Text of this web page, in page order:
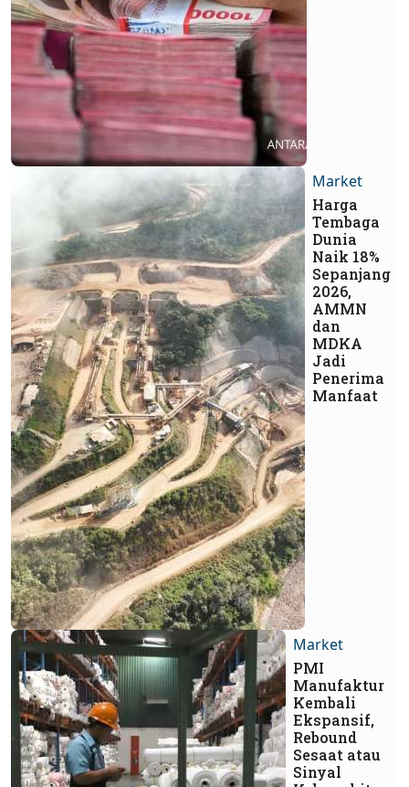
Market
Harga
Tembaga
Dunia
Naik 18%
Sepanjang
2026,
AMMN
dan
MDKA
Jadi
Penerima
Manfaat
Market
PMI
Manufaktur
Kembali
Ekspansif,
Rebound
Sesaat atau
Sinyal